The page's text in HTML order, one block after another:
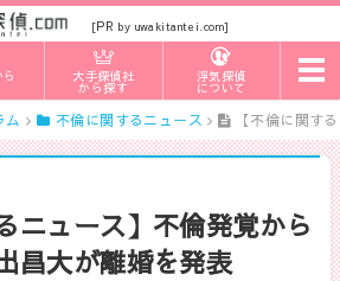
[PR by uwakitantei.com]
大手探偵社
から探す
浮気探偵
について
t
o
g
g
l
e
ム 不倫に関するニュース 【不倫に関す
ニュース】不倫発覚から
昌大が離婚を発表